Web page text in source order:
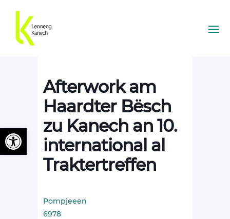
Afterwork am
Haardter Bësch
zu Kanech an 10.
international al
Traktertreffen
Pompjeeen
6978
Ouvrir la barre d’outils